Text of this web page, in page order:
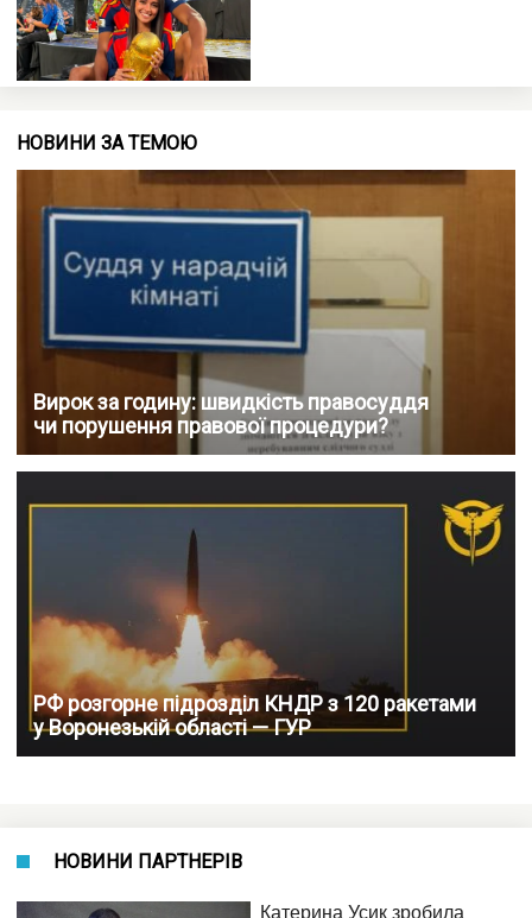
НОВИНИ ЗА ТЕМОЮ
Вирок за годину: швидкість правосуддя
чи порушення правової процедури?
РФ розгорне підрозділ КНДР з 120 ракетами
у Воронезькій області — ГУР
НОВИНИ ПАРТНЕРІВ